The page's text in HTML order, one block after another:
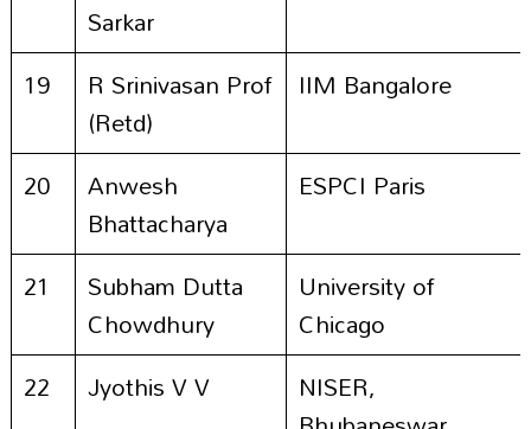
Sarkar
19
R Srinivasan Prof
(Retd)
IIM Bangalore
20
Anwesh
Bhattacharya
ESPCI Paris
21
Subham Dutta
Chowdhury
University of
Chicago
22
Jyothis V V
NISER,